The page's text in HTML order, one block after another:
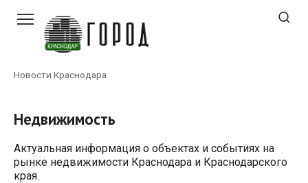
контенту
Новости Краснодара
Недвижимость
Актуальная информация о объектах и событиях на
рынке недвижимости Краснодара и Краснодарского
края.